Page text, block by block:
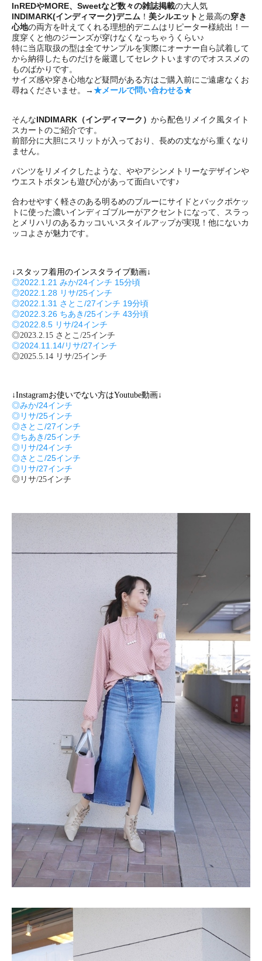
InREDやMORE、Sweetなど数々の雑誌掲載の大人気
INDIMARK(インディマーク)デニム ！ 美シルエット と最高の穿き
心地の両方を叶えてくれる理想的デニムはリピーター様続出！一
度穿くと他のジーンズが穿けなくなっちゃうくらい♪
特に当店取扱の型は全てサンプルを実際にオーナー自ら試着して
から納得したものだけを厳選してセレクトいますのでオススメの
ものばかりです。
サイズ感や穿き心地など疑問がある方はご購入前にご遠慮なくお
尋ねくださいませ。→★メールで問い合わせる★
そんなINDIMARK（インディマーク） から配色リメイク風タイト
スカートのご紹介です。
前部分に大胆にスリットが入っており、長めの丈ながら重くなり
ません。
パンツをリメイクしたような、ややアシンメトリーなデザインや
ウエストボタンも遊び心があって面白いです♪
合わせやすく軽さのある明るめのブルーにサイドとバックポケッ
トに使った濃いインディゴブルーがアクセントになって、スラっ
とメリハリのあるカッコいいスタイルアップが実現！他にないカ
ッコよさが魅力です。
↓スタッフ着用のインスタライブ動画↓
◎2022.1.21 みか/24インチ 15分頃
◎2022.1.28 リサ/25インチ
◎2022.1.31 さとこ/27インチ 19分頃
◎2022.3.26 ちあき/25インチ 43分頃
◎2022.8.5 リサ/24インチ
◎2023.2.15 さとこ/25インチ
◎2024.11.14/リサ/27インチ
◎2025.5.14 リサ/25インチ
↓Instagramお使いでない方はYoutube動画↓
◎みか/24インチ
◎リサ/25インチ
◎さとこ/27インチ
◎ちあき/25インチ
◎リサ/24インチ
◎さとこ/25インチ
◎リサ/27インチ
◎リサ/25インチ